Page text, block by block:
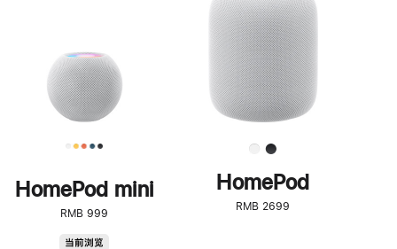
HomePod mini
RMB 999
当前浏览
了
解
HomePod<
HomePod
RMB 2699